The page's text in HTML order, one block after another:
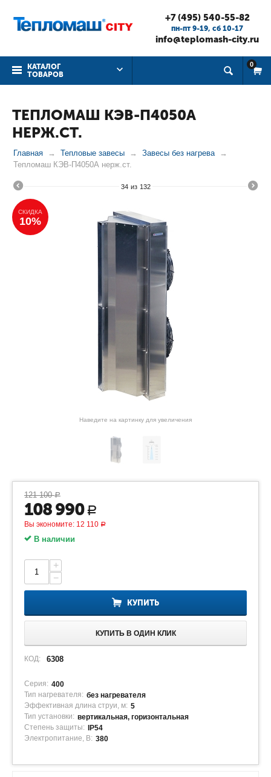
+7 (495) 540-55-82
пн-пт 9-19, cб 10-17
info@teplomash-city.ru
КАТАЛОГ
ТОВАРОВ
0
ТЕПЛОМАШ КЭВ-П4050А
НЕРЖ.СТ.
Главная Тепловые завесы
Завесы без нагрева
Тепломаш КЭВ-П4050А нерж.ст.
34 из 132
СКИДКА
10%
Наведите на картинку для увеличения
121 100 Р
108 990 Р
Вы экономите: 12 110 Р
В наличии
+
−
КУПИТЬ
КУПИТЬ В ОДИН КЛИК
КОД: 6308
Серия: 400
Тип нагревателя: без нагревателя
Эффективная длина струи, м: 5
Тип установки: вертикальная, горизонтальная
Степень защиты:
IP54
Электропитание, В: 380